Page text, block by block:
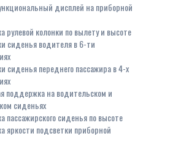
дисплей на приборной
рулевой колонки по вылету и высоте
сиденья водителя в 6-ти
сиденья переднего пассажира в 4-х
поддержка на водительском и
сиденьях
пассажирского сиденья по высоте
яркости подсветки приборной